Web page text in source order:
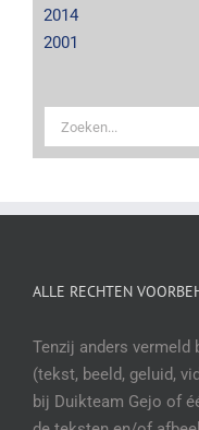
2014
2001
Zoeken
naar:
ALLE RECHTEN
Tenzij anders
(tekst, beeld, geluid,
bij Duikteam Gejo of